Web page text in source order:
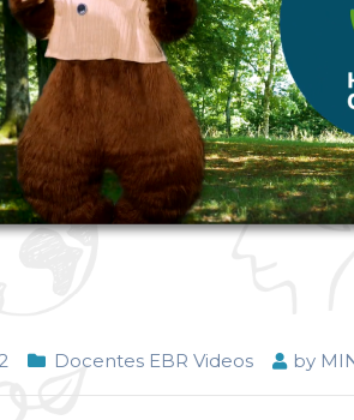
Docentes EBR Videos by